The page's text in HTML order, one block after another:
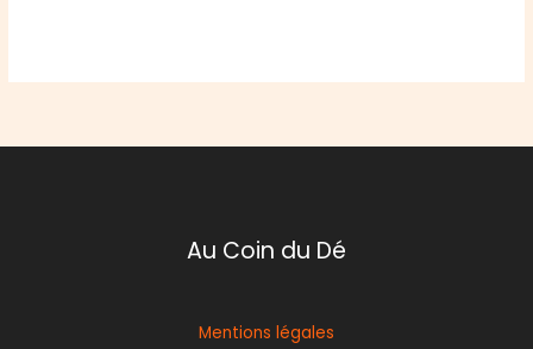
Au Coin du Dé
Mentions légales